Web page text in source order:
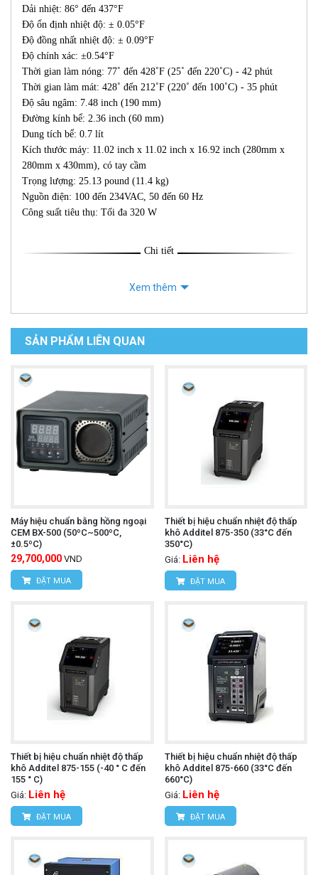
Dải nhiệt: 86° đến 437°F
Độ ổn định nhiệt độ: ± 0.05°F
Độ đồng nhất nhiệt độ: ± 0.09°F
Độ chính xác: ±0.54°F
Thời gian làm nóng: 77˚ đến 428˚F (25˚ đến 220˚C) - 42 phút
Thời gian làm mát: 428˚ đến 212˚F (220˚ đến 100˚C) - 35 phút
Độ sâu ngâm: 7.48 inch (190 mm)
Đường kính bể: 2.36 inch (60 mm)
Dung tích bể: 0.7 lít
Kích thước máy: 11.02 inch x 11.02 inch x 16.92 inch (280mm x
280mm x 430mm), có tay cầm
Trọng lượng: 25.13 pound (11.4 kg)
Nguồn điện: 100 đến 234VAC, 50 đến 60 Hz
Công suất tiêu thụ: Tối đa 320 W
Chi tiết
Xem thêm
SẢN PHẨM LIÊN QUAN
Máy hiệu chuẩn bằng hồng ngoại
CEM BX-500 (50ºC~500ºC,
±0.5ºC)
29,700,000 VND
ĐẶT MUA
Thiết bị hiệu chuẩn nhiệt độ thấp
khô Additel 875-350 (33°C đến
350°C)
Giá: Liên hệ
ĐẶT MUA
Thiết bị hiệu chuẩn nhiệt độ thấp
khô Additel 875-155 (-40 ° C đến
155 ° C)
Giá: Liên hệ
ĐẶT MUA
Thiết bị hiệu chuẩn nhiệt độ thấp
khô Additel 875-660 (33°C đến
660°C)
Giá: Liên hệ
ĐẶT MUA